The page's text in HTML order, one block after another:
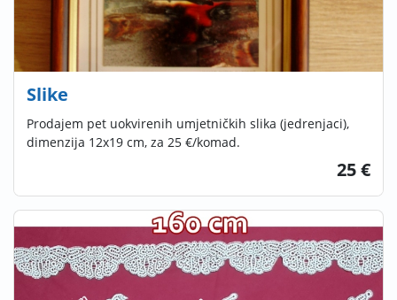
Slike
Prodajem pet uokvirenih umjetničkih slika (jedrenjaci),
dimenzija 12x19 cm, za 25 €/komad.
25 €